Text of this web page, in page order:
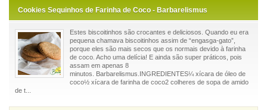
Cookies Sequinhos de Farinha de Coco - Barbarelismus
Estes biscoitinhos são crocantes e deliciosos. Quando eu era
pequena chamava biscoitinhos assim de “engasga-gato”,
porque eles são mais secos que os normais devido à farinha
de coco. Acho uma delícia! E ainda são super práticos, pois
assam em apenas 8
minutos. Barbarelismus.INGREDIENTES¼ xícara de óleo de
coco½ xícara de farinha de coco2 colheres de sopa de amido
de t...